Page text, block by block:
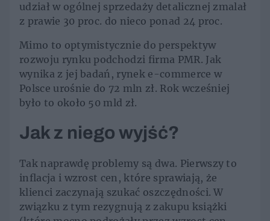
udział w ogólnej sprzedaży detalicznej zmalał
z prawie 30 proc. do nieco ponad 24 proc.
Mimo to optymistycznie do perspektyw
rozwoju rynku podchodzi firma PMR. Jak
wynika z jej badań, rynek e-commerce w
Polsce urośnie do 72 mln zł. Rok wcześniej
było to około 50 mld zł.
Jak z niego wyjść?
Tak naprawdę problemy są dwa. Pierwszy to
inflacja i wzrost cen, które sprawiają, że
klienci zaczynają szukać oszczędności. W
związku z tym rezygnują z zakupu książki